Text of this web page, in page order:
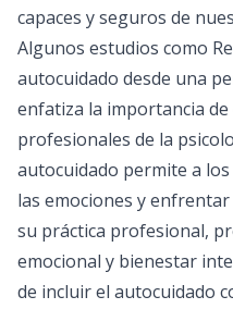
capaces y seguros de
Algunos estudios como
autocuidado desde una
enfatiza la importancia
profesionales de la
autocuidado permite a
las emociones y
su práctica profesional,
emocional y bienestar
de incluir el autocuidado